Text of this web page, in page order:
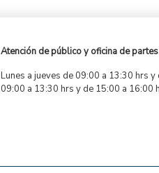
Atención de público y oficina de partes
Lunes a jueves de 09:00 a 13:30 hrs
09:00 a 13:30 hrs y de 15:00 a 16:00